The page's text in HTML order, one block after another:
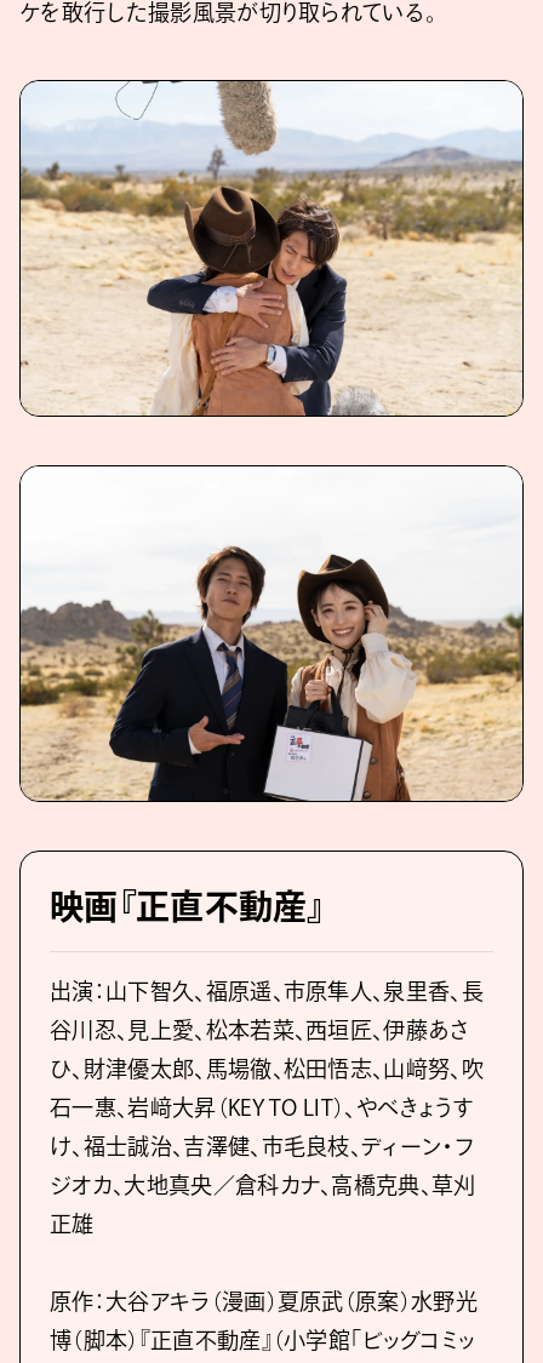
ケを敢行した撮影風景が切り取られている。
映画『正直不動産』
出演：山下智久、福原遥、市原隼人、泉里香、長
谷川忍、見上愛、松本若菜、西垣匠、伊藤あさ
ひ、財津優太郎、馬場徹、松田悟志、山﨑努、吹
石一惠、岩﨑大昇（KEY TO LIT）、やべきょうす
け、福士誠治、吉澤健、市毛良枝、ディーン・フ
ジオカ、大地真央／倉科カナ、高橋克典、草刈
正雄
原作：大谷アキラ（漫画）夏原武（原案）水野光
博（脚本）『正直不動産』（小学館「ビッグコミッ